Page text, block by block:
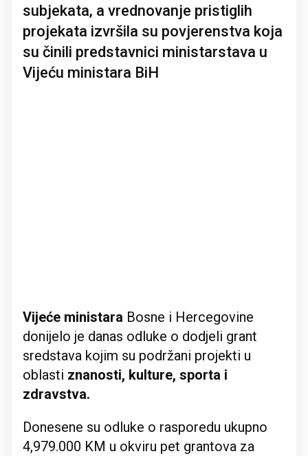
subjekаta, a vrednovanje pristiglih
projekata izvršila su povjerenstva koja
su činili predstavnici ministarstava u
Vijeću ministara BiH
Vijeće ministara Bosne i Hercegovine
donijelo je danas odluke o dodjeli grant
sredstava kojim su podržani projekti u
oblasti znanosti, kulture, sporta i
zdravstva.
Donesene su odluke o rasporedu ukupno
4,979.000 KM u okviru pet grantova za